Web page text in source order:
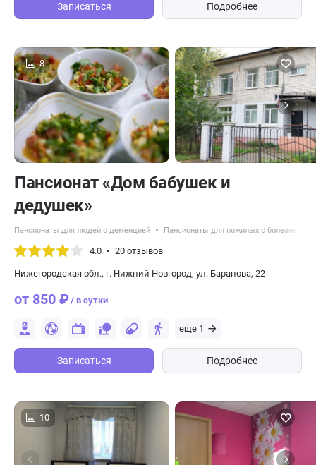
Записаться Подробнее
8
Пансионат «Дом бабушек и
дедушек»
Пансионаты для людей с деменцией Пансионаты для пожилых с болезнью
4.0 20 отзывов
Нижегородская обл., г. Нижний Новгород, ул. Баранова, 22
от 850 ₽/ в сутки
еще 1
Записаться Подробнее
10